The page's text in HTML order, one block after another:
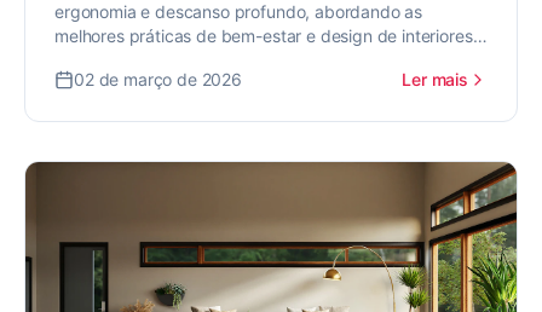
ergonomia e descanso profundo, abordando as
melhores práticas de bem-estar e design de interiores
02 de março de 2026
Ler mais